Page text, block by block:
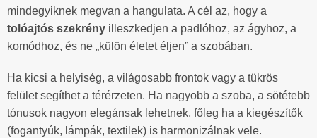
mindegyiknek megvan a hangulata. A cél az, hogy a
tolóajtós szekrény illeszkedjen a padlóhoz, az ágyhoz, a
komódhoz, és ne „külön életet éljen” a szobában.
Ha kicsi a helyiség, a világosabb frontok vagy a tükrös
felület segíthet a térérzeten. Ha nagyobb a szoba, a sötétebb
tónusok nagyon elegánsak lehetnek, főleg ha a kiegészítők
(fogantyúk, lámpák, textilek) is harmonizálnak vele.